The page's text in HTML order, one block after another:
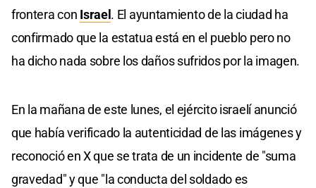
frontera con Israel . El ayuntamiento de la ciudad ha
confirmado que la estatua está en el pueblo pero no
ha dicho nada sobre los daños sufridos por la imagen.
En la mañana de este lunes, el ejército israelí anunció
que había verificado la autenticidad de las imágenes y
reconoció en X que se trata de un incidente de "suma
gravedad" y que "la conducta del soldado es